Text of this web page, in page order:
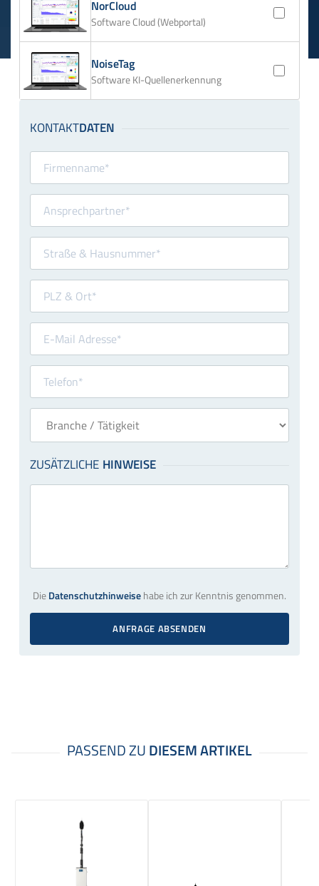
NorCloud
Software Cloud (Webportal)
NoiseTag
Software KI-Quellenerkennung
DieDatenschutzhinweisehabe ich zur Kenntnis genommen.
ANFRAGE ABSENDEN